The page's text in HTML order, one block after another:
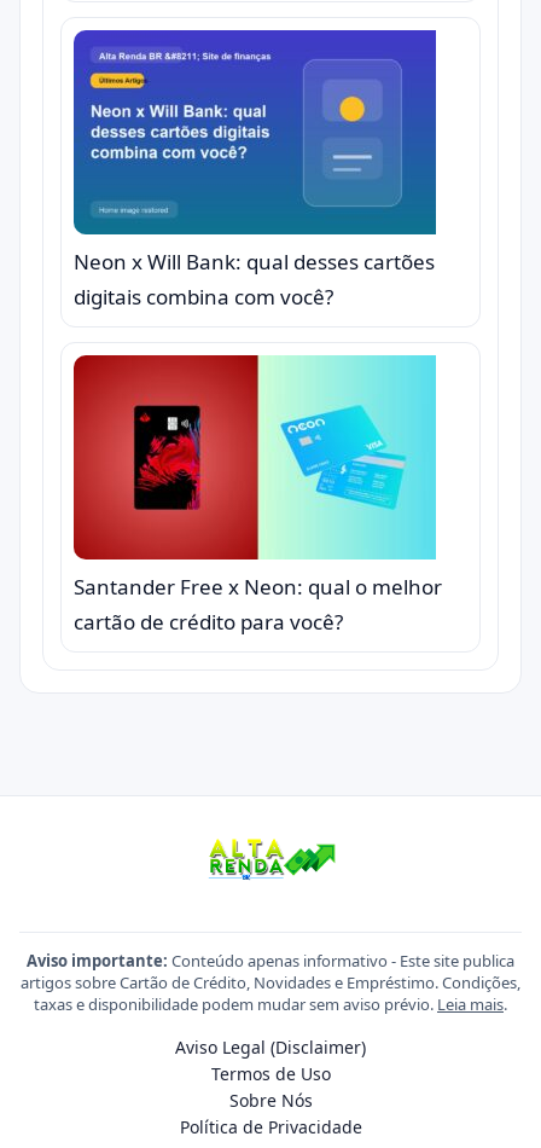
Neon x Will Bank: qual desses cartões
digitais combina com você?
Santander Free x Neon: qual o melhor
cartão de crédito para você?
Aviso importante: Conteúdo apenas informativo - Este site publica
artigos sobre Cartão de Crédito, Novidades e Empréstimo. Condições,
taxas e disponibilidade podem mudar sem aviso prévio. Leia mais.
Aviso Legal (Disclaimer)
Termos de Uso
Sobre Nós
Política de Privacidade